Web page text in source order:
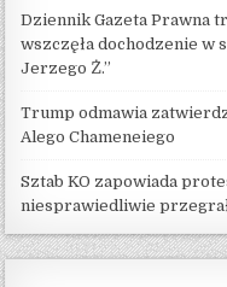
Dziennik Gazeta Prawna
wszczęła dochodzenie
Jerzego Ż.”
Trump odmawia
Alego Chameneiego
Sztab KO zapowiada
niesprawiedliwie